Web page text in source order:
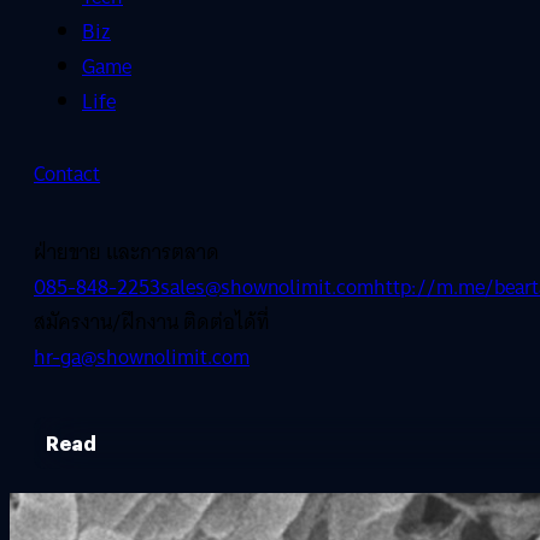
Biz
Game
Life
Contact
ฝ่ายขาย และการตลาด
085-848-2253sales@shownolimit.comhttp://m.me/
สมัครงาน/ฝึกงาน ติดต่อได้ที่
hr-ga@shownolimit.com
Read